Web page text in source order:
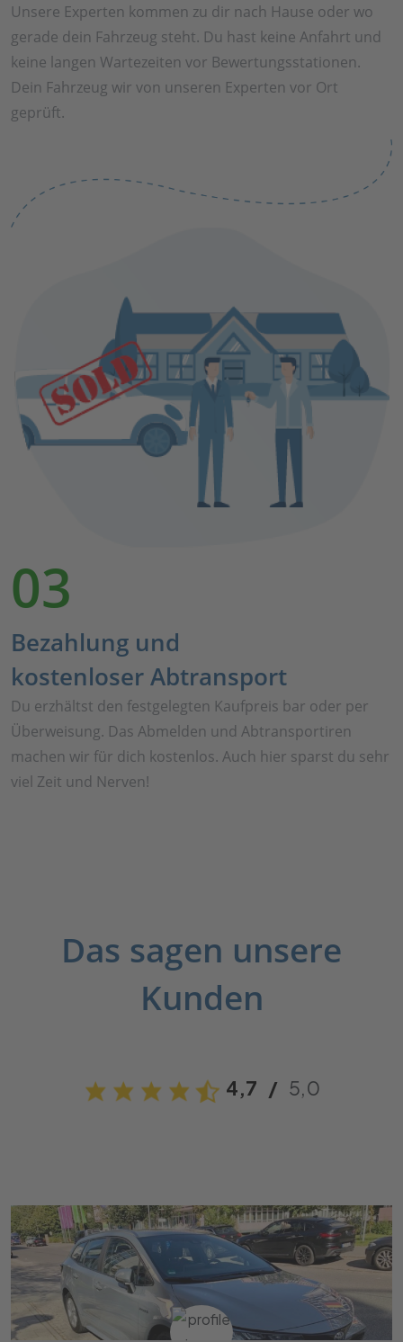
Unsere Experten kommen zu dir nach Hause oder wo
gerade dein Fahrzeug steht. Du hast keine Anfahrt und
keine langen Wartezeiten vor Bewertungsstationen.
Dein Fahrzeug wir von unseren Experten vor Ort
geprüft.
03
Bezahlung und
kostenloser Abtransport
Du erzhältst den festgelegten Kaufpreis bar oder per
Überweisung. Das Abmelden und Abtransportiren
machen wir für dich kostenlos. Auch hier sparst du sehr
viel Zeit und Nerven!
Das sagen unsere
Kunden
4,7 / 5,0